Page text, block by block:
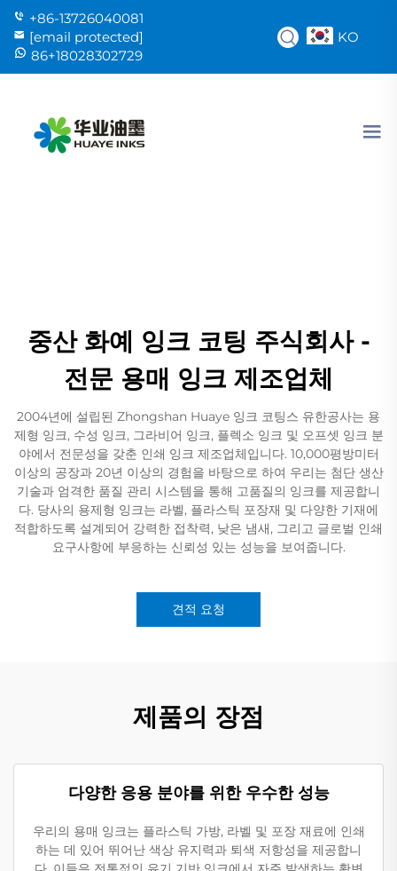
+86-13726040081
[email protected]
86+18028302729
KO
중산 화예 잉크 코팅 주식회사 -
전문 용매 잉크 제조업체
2004년에 설립된 Zhongshan Huaye 잉크 코팅스 유한공사는 용
제형 잉크, 수성 잉크, 그라비어 잉크, 플렉소 잉크 및 오프셋 잉크 분
야에서 전문성을 갖춘 인쇄 잉크 제조업체입니다. 10,000평방미터
이상의 공장과 20년 이상의 경험을 바탕으로 하여 우리는 첨단 생산
기술과 엄격한 품질 관리 시스템을 통해 고품질의 잉크를 제공합니
다. 당사의 용제형 잉크는 라벨, 플라스틱 포장재 및 다양한 기재에
적합하도록 설계되어 강력한 접착력, 낮은 냄새, 그리고 글로벌 인쇄
요구사항에 부응하는 신뢰성 있는 성능을 보여줍니다.
견적 요청
제품의 장점
다양한 응용 분야를 위한 우수한 성능
우리의 용매 잉크는 플라스틱 가방, 라벨 및 포장 재료에 인쇄
하는 데 있어 뛰어난 색상 유지력과 퇴색 저항성을 제공합니